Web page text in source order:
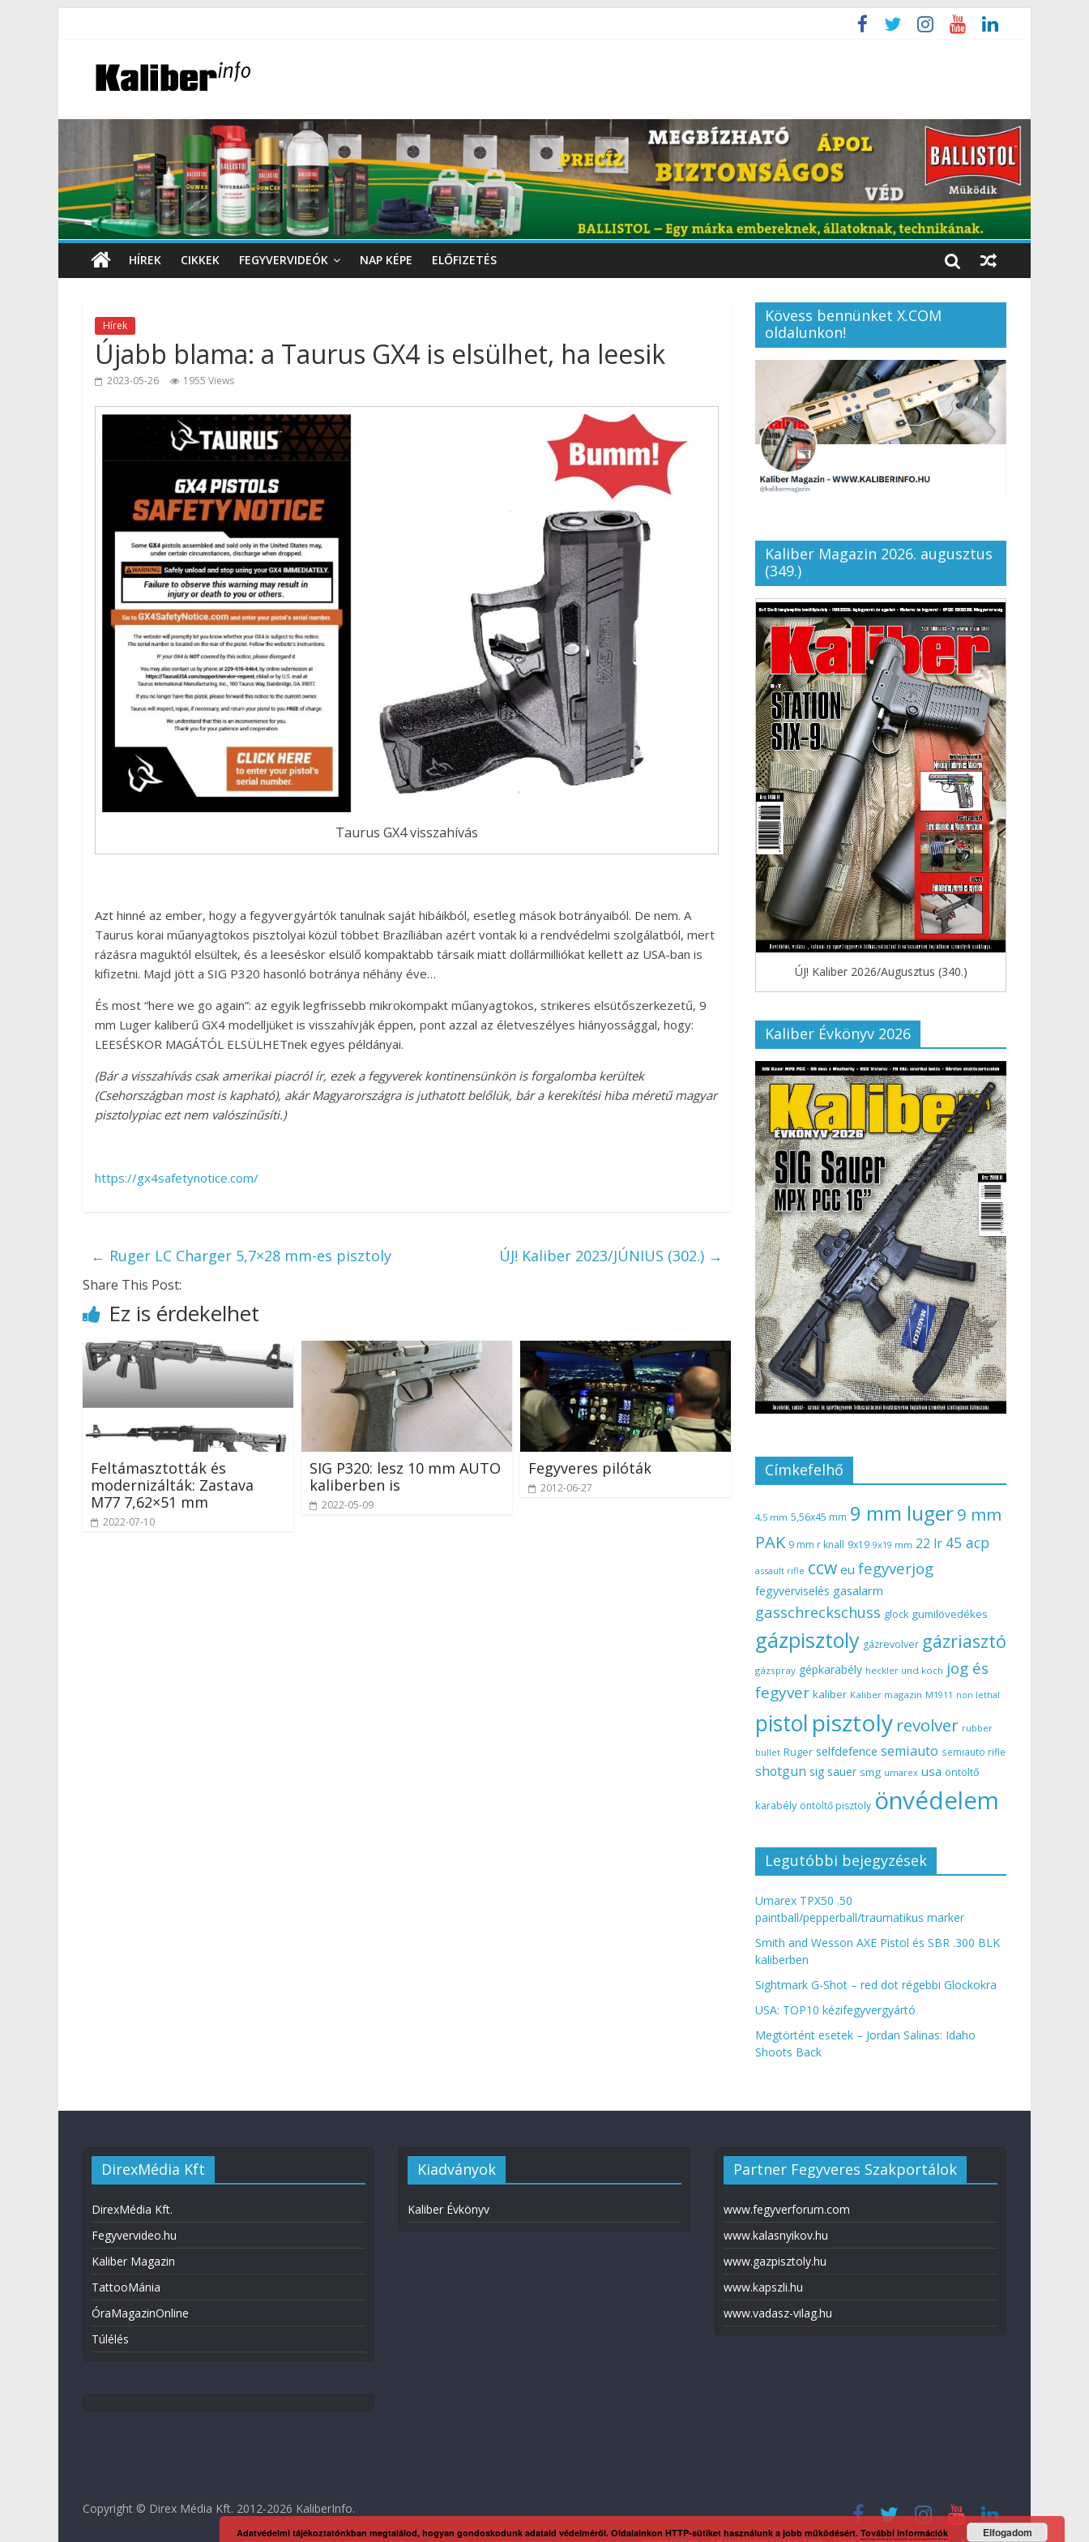
HÍREK CIKKEK FEGYVERVIDEÓK NAP KÉPE ELŐFIZETÉS
Hírek
Újabb blama: a Taurus GX4 is elsülhet, ha leesik
2023-05-26 1955 Views
Taurus GX4 visszahívás
Azt hinné az ember, hogy a fegyvergyártók tanulnak saját hibáikból, esetleg mások botrányaiból. De nem. A
Taurus korai műanyagtokos pisztolyai közül többet Brazíliában azért vontak ki a rendvédelmi szolgálatból, mert
rázásra maguktól elsültek, és a leeséskor elsülő kompaktabb társaik miatt dollármilliókat kellett az USA-ban is
kifizetni. Majd jött a SIG P320 hasonló botránya néhány éve…
És most “here we go again”: az egyik legfrissebb mikrokompakt műanyagtokos, strikeres elsütőszerkezetű, 9
mm Luger kaliberű GX4 modelljüket is visszahívják éppen, pont azzal az életveszélyes hiányossággal, hogy:
LEESÉSKOR MAGÁTÓL ELSÜLHETnek egyes példányai.
(Bár a visszahívás csak amerikai piacról ír, ezek a fegyverek kontinensünkön is forgalomba kerültek
(Csehországban most is kapható), akár Magyarországra is juthatott belőlük, bár a kerekítési hiba méretű magyar
pisztolypiac ezt nem valószínűsíti.)
https://gx4safetynotice.com/
← Ruger LC Charger 5,7×28 mm-es pisztoly ÚJ! Kaliber 2023/JÚNIUS (302.) →
Share This Post:
Ez is érdekelhet
Feltámasztották és
modernizálták: Zastava
M77 7,62×51 mm
2022-07-10
SIG P320: lesz 10 mm AUTO
kaliberben is
2022-05-09
Fegyveres pilóták
2012-06-27
Kövess bennünket X.COM
oldalunkon!
Kaliber Magazin 2026. augusztus
(349.)
ÚJ! Kaliber 2026/Augusztus (340.)
Kaliber Évkönyv 2026
Címkefelhő
4,5 mm 5,56x45 mm 9 mm luger9 mm
PAK 9 mm r knall 9x19 9x19 mm 22 lr 45 acp
assault rifle ccw eu fegyverjog
fegyverviselés gasalarm
gasschreckschuss glock gumilövedékes
gázpisztoly gázrevolver gázriasztó
gázspray gépkarabély heckler und koch jog és
fegyver kaliber Kaliber magazin M1911 non lethal
pistol pisztoly revolver rubber
bullet Ruger selfdefence semiauto semiauto rifle
shotgun sig sauer smg umarex usa öntöltő
karabély öntöltő pisztoly önvédelem
Legutóbbi bejegyzések
Umarex TPX50 .50
paintball/pepperball/traumatikus marker
Smith and Wesson AXE Pistol és SBR .300 BLK
kaliberben
Sightmark G-Shot – red dot régebbi Glockokra
USA: TOP10 kézifegyvergyártó
Megtörtént esetek – Jordan Salinas: Idaho
Shoots Back
DirexMédia Kft
DirexMédia Kft.
Fegyvervideo.hu
Kaliber Magazin
TattooMánia
ÓraMagazinOnline
Túlélés
Kiadványok
Kaliber Évkönyv
Partner Fegyveres Szakportálok
www.fegyverforum.com
www.kalasnyikov.hu
www.gazpisztoly.hu
www.kapszli.hu
www.vadasz-vilag.hu
Copyright © Direx Média Kft. 2012-2026 KaliberInfo.
Adatvédelmi tájékoztatónkban megtalálod, hogyan gondoskodunk adataid védelméről. Oldalainkon HTTP-sütiket használunk a jobb működésért. További információk Elfogadom